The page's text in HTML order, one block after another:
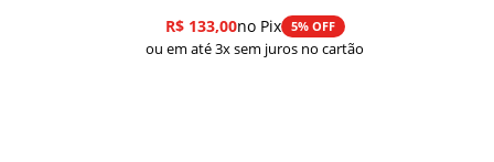
R$133,00no Pix 5% OFF
ou em até 3x sem juros no cartão